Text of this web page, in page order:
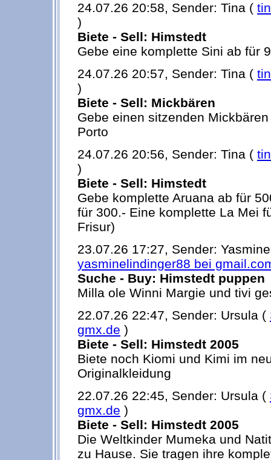
24.07.26 20:58, Sender: Tina (
)
Biete - Sell: Himstedt
Gebe eine komplette Sini ab für
24.07.26 20:57, Sender: Tina (
)
Biete - Sell: Mickbären
Gebe einen sitzenden
Porto
24.07.26 20:56, Sender: Tina (
)
Biete - Sell: Himstedt
Gebe komplette Aruana ab für
für 300.- Eine komplette La Mei
Frisur)
23.07.26 17:27, Sender:
yasminelindinger88 bei
Suche - Buy: Himstedt puppen
Milla ole Winni Margie und tivi
22.07.26 22:47, Sender: Ursula (
gmx.de )
Biete - Sell: Himstedt 2005
Biete noch Kiomi und Kimi im
Originalkleidung
22.07.26 22:45, Sender: Ursula (
gmx.de )
Biete - Sell: Himstedt 2005
Die Weltkinder Mumeka und
zu Hause. Sie tragen ihre